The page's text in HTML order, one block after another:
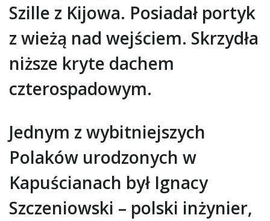
Szille z Kijowa. Posiadał portyk
z wieżą nad wejściem. Skrzydła
niższe kryte dachem
czterospadowym.
Jednym z wybitniejszych
Polaków urodzonych w
Kapuścianach był Ignacy
Szczeniowski – polski inżynier,